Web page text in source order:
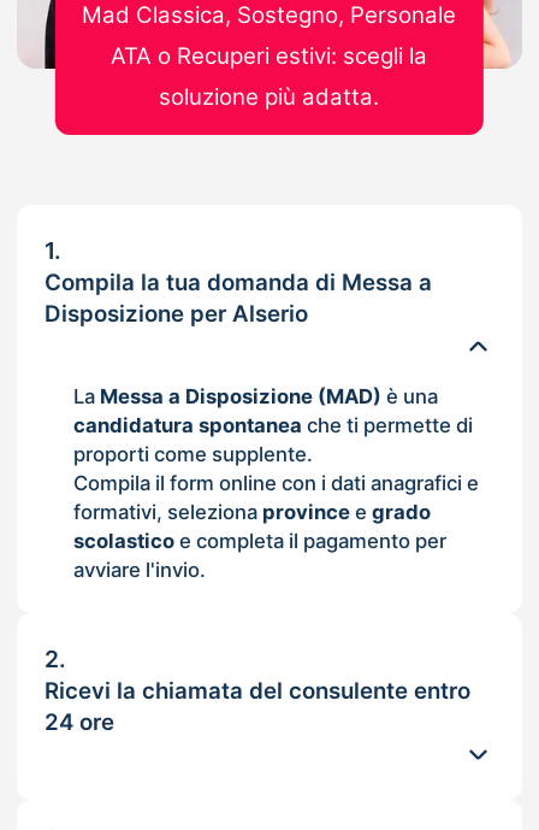
1.
Compila la tua domanda di Messa a
Disposizione per Alserio
La Messa a Disposizione (MAD) è una
candidatura spontanea che ti permette di
proporti come supplente.
Compila il form online con i dati anagrafici e
formativi, seleziona provincee grado
scolasticoe completa il pagamento per
avviare l'invio.
2.
Ricevi la chiamata del consulente entro
24 ore
Mad Classica, Sostegno, Personale
ATA o Recuperi estivi: scegli la
soluzione più adatta.